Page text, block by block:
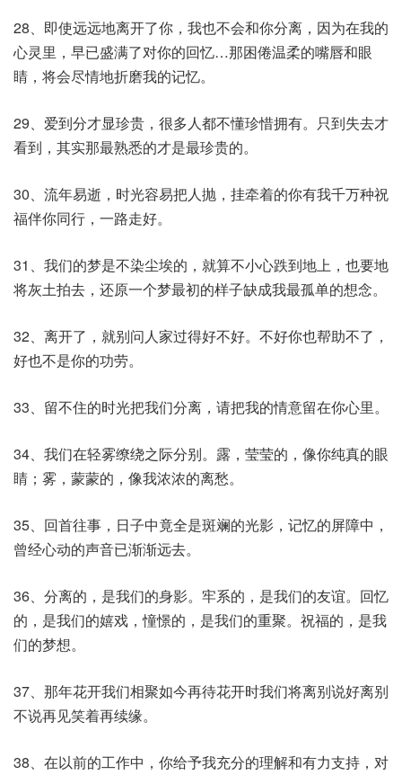
28、即使远远地离开了你，我也不会和你分离，因为在我的
心灵里，早已盛满了对你的回忆…那困倦温柔的嘴唇和眼
睛，将会尽情地折磨我的记忆。
29、爱到分才显珍贵，很多人都不懂珍惜拥有。只到失去才
看到，其实那最熟悉的才是最珍贵的。
30、流年易逝，时光容易把人抛，挂牵着的你有我千万种祝
福伴你同行，一路走好。
31、我们的梦是不染尘埃的，就算不小心跌到地上，也要地
将灰土拍去，还原一个梦最初的样子缺成我最孤单的想念。
32、离开了，就别问人家过得好不好。不好你也帮助不了，
好也不是你的功劳。
33、留不住的时光把我们分离，请把我的情意留在你心里。
34、我们在轻雾缭绕之际分别。露，莹莹的，像你纯真的眼
睛；雾，蒙蒙的，像我浓浓的离愁。
35、回首往事，日子中竟全是斑斓的光影，记忆的屏障中，
曾经心动的声音已渐渐远去。
36、分离的，是我们的身影。牢系的，是我们的友谊。回忆
的，是我们的嬉戏，憧憬的，是我们的重聚。祝福的，是我
们的梦想。
37、那年花开我们相聚如今再待花开时我们将离别说好离别
不说再见笑着再续缘。
38、在以前的工作中，你给予我充分的理解和有力支持，对